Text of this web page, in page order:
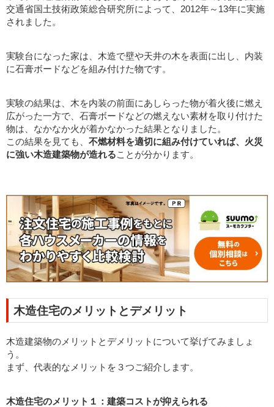
交通省国土技術政策総合研究所によって、2012年～13年に実施
されました。
実験台になった家は、木造で壁や天井の木を表面に出し、内装
に石膏ボードなどを組み付けた物です。
実験の結果は、木を内装の前面にあしらった物が着火後に燃え
広がった一方で、石膏ボードなどの燃えない素材を取り付けた
物は、なかなか火が着かなかった結果となりました。
この結果を見ても、 不燃材料を適切に組み付けていれば、火災
に強い木造建築物が造れることが分かります。
木造住宅のメリットとデメリット
木造建築物のメリットとデメリットについて挙げてみましょ
う。
まず、代表的なメリットを３つご紹介します。
木造住宅のメリット１：建築コストが抑えられる